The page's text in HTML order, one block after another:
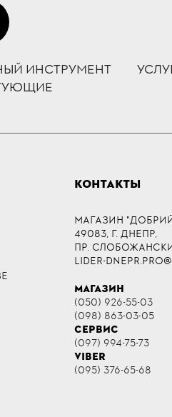
ИНСТРУМЕНТ
КОНТАКТЫ
МАГАЗИН
49083, Г. ДНЕПР,
ПР.
LIDER-
МАГАЗИН
(050) 926-55-03
(098) 863-03-05
СЕРВИС
(097) 994-75-73
VIBER
(095) 376-65-68